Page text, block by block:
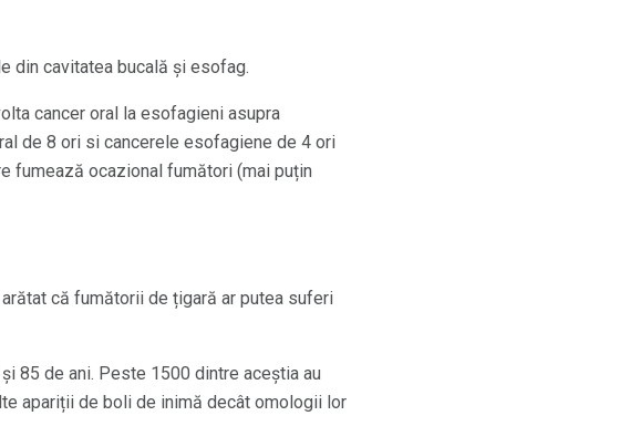
din cavitatea bucală și esofag.
cancer oral la esofagieni asupra
de 8 ori si cancerele esofagiene de 4 ori
fumează ocazional fumători (mai puțin
că fumătorii de țigară ar putea suferi
85 de ani. Peste 1500 dintre aceștia au
apariții de boli de inimă decât omologii lor